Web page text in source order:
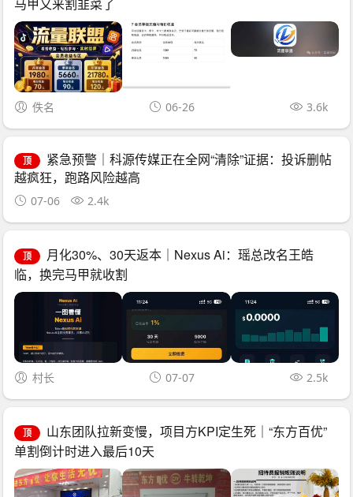
马甲又来割韭菜了
佚名 06-26 3.6k
顶
紧急预警｜科源传媒正在全网“清除”证据：投诉删帖
越疯狂，跑路风险越高
07-06 2.4k
顶
月化30%、30天返本｜Nexus Ai：瑶总改名王皓
临，换完马甲就收割
村长 07-07 2.5k
顶
山东团队拉新变慢，项目方KPI定生死｜“东方百优”
单割倒计时进入最后10天